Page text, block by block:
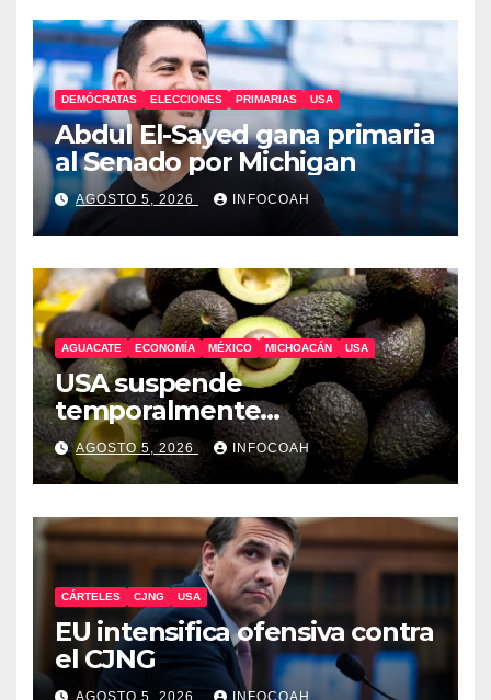
DEMÓCRATAS ELECCIONES PRIMARIAS USA
Abdul El-Sayed gana primaria
al Senado por Michigan
AGOSTO 5, 2026 INFOCOAH
AGUACATE ECONOMÍA MÉXICO MICHOACÁN USA
USA suspende
temporalmente
exportaciones de aguacate
michoacano
AGOSTO 5, 2026 INFOCOAH
CÁRTELES CJNG USA
EU intensifica ofensiva contra
el CJNG
AGOSTO 5, 2026 INFOCOAH